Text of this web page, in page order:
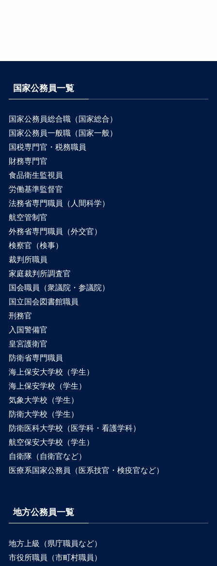
国家公務員一覧
国家公務員総合職（国家総合）
国家公務員一般職（国家一般）
国税専門官・税務職員
財務専門官
食品衛生監視員
労働基準監督官
法務省専門職員（人間科学）
航空管制官
外務省専門職員（外交官）
検察官（検事）
裁判所職員
家庭裁判所調査官
国会職員（衆議院・参議院）
国立国会図書館職員
刑務官
入国警備官
皇宮護衛官
防衛省専門職員
海上保安大学校（学生）
海上保安学校（学生）
気象大学校（学生）
防衛大学校（学生）
防衛医科大学校（医学科・看護学科）
航空保安大学校（学生）
自衛隊（自衛官など）
医療系国家公務員（医系技官・検疫官など）
地方公務員一覧
地方上級（県庁職員など）
市役所職員（市町村職員）